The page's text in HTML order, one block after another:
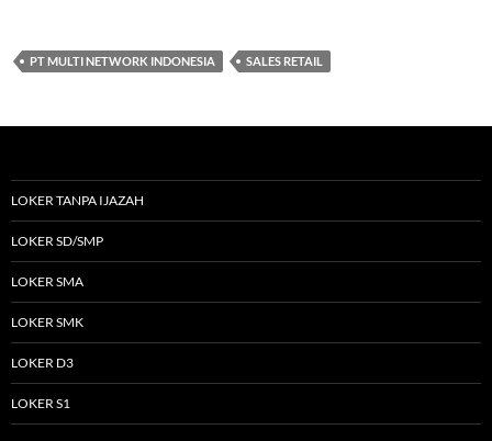
PT MULTI NETWORK INDONESIA SALES RETAIL
LOKER TANPA IJAZAH
LOKER SD/SMP
LOKER SMA
LOKER SMK
LOKER D3
LOKER S1